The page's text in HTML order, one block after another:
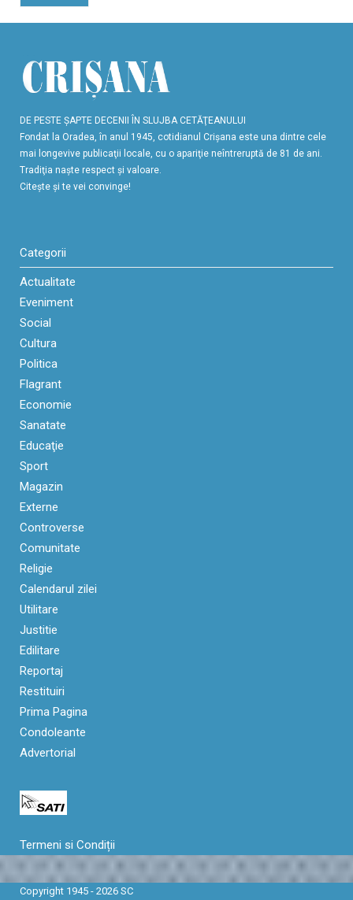
DE PESTE ŞAPTE DECENII ÎN SLUJBA CETĂŢEANULUI
Fondat la Oradea, în anul 1945, cotidianul Crişana este una dintre cele
mai longevive publicaţii locale, cu o apariţie neîntreruptă de 81 de ani.
Tradiţia naşte respect şi valoare.
Citeşte şi te vei convinge!
Categorii
Actualitate
Eveniment
Social
Cultura
Politica
Flagrant
Economie
Sanatate
Educaţie
Sport
Magazin
Externe
Controverse
Comunitate
Religie
Calendarul zilei
Utilitare
Justitie
Edilitare
Reportaj
Restituiri
Prima Pagina
Condoleante
Advertorial
Termeni si Condiții
Copyright 1945 - 2026 SC